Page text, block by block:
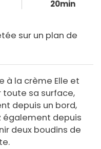
20min
sur un plan de
à la crème Elle et
toute sa surface,
depuis un bord,
également depuis
deux boudins de